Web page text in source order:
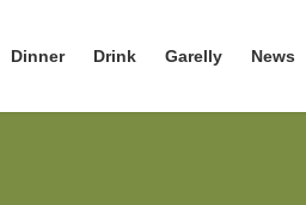
Dinner Drink Garelly News